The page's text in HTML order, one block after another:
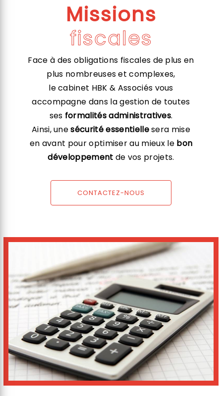
Missions
fiscales
Face à des obligations fiscales de plus en
plus nombreuses et complexes,
le cabinet HBK & Associés vous
accompagne dans la gestion de toutes
ses formalités administratives.
Ainsi, unesécurité essentiellesera mise
en avant pour optimiser au mieux le bon
développement de vos projets.
CONTACTEZ-NOUS